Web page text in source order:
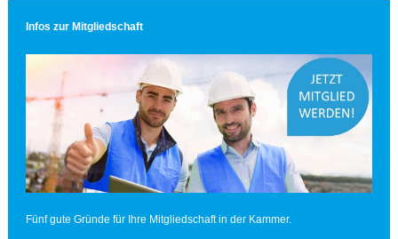
Infos zur Mitgliedschaft
Fünf gute Gründe für Ihre Mitgliedschaft in der Kammer.